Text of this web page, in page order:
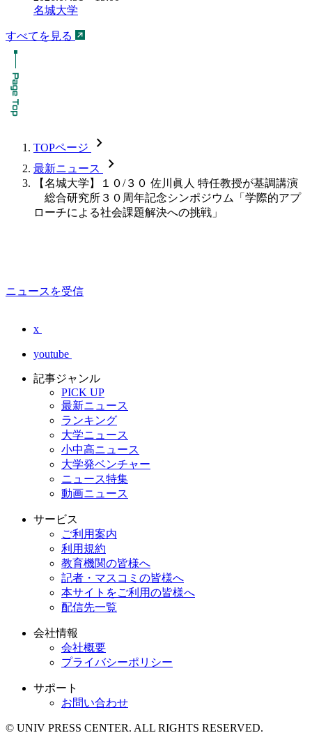
名城大学
すべてを見る
TOPページ chevron_forward
最新ニュース chevron_forward
【名城大学】１０/３０ 佐川眞人 特任教授が基調講演
総合研究所３０周年記念シンポジウム「学際的アプ
ローチによる社会課題解決への挑戦」
ニュースを受信
x
youtube
記事ジャンル
PICK UP
最新ニュース
ランキング
大学ニュース
小中高ニュース
大学発ベンチャー
ニュース特集
動画ニュース
サービス
ご利用案内
利用規約
教育機関の皆様へ
記者・マスコミの皆様へ
本サイトをご利用の皆様へ
配信先一覧
会社情報
会社概要
プライバシーポリシー
サポート
お問い合わせ
© UNIV PRESS CENTER. ALL RIGHTS RESERVED.